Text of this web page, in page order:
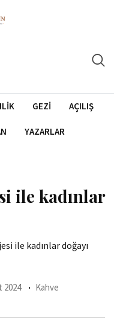
GEZI AÇILIŞ
YAZARLAR
ile kadınlar
ile kadınlar doğayı
2024 Kahve